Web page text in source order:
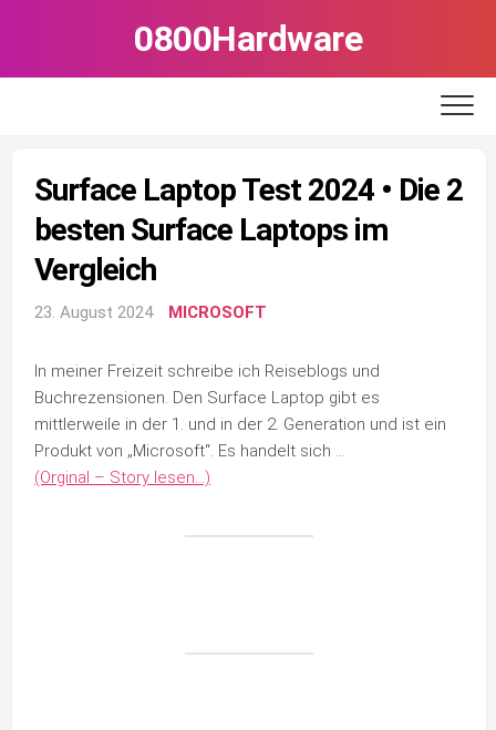
0800Hardware
Surface Laptop Test 2024 • Die 2
besten Surface Laptops im
Vergleich
23. August 2024 MICROSOFT
In meiner Freizeit schreibe ich Reiseblogs und
Buchrezensionen. Den Surface Laptop gibt es
mittlerweile in der 1. und in der 2. Generation und ist ein
Produkt von „Microsoft“. Es handelt sich …
(Orginal – Story lesen…)